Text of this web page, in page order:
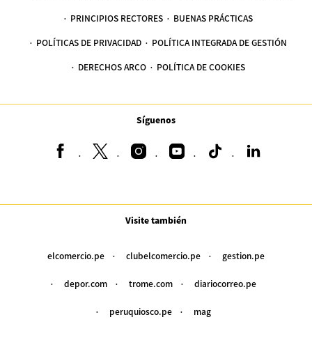
PRINCIPIOS RECTORES BUENAS PRÁCTICAS
POLÍTICAS DE PRIVACIDAD POLÍTICA INTEGRADA DE GESTIÓN
DERECHOS ARCO POLÍTICA DE COOKIES
Síguenos
Visite también
elcomercio.pe clubelcomercio.pe gestion.pe
depor.com trome.com diariocorreo.pe
peruquiosco.pe mag